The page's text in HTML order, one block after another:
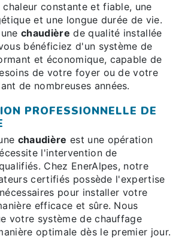
chaleur constante et fiable, une
et une longue durée de vie.
unechaudière de qualité installée
bénéficiez d'un système de
et économique, capable de
de votre foyer ou de votre
de nombreuses années.
PROFESSIONNELLE DE
chaudière est une opération
l'intervention de
Chez EnerAlpes, notre
certifiés possède l'expertise
pour installer votre
efficace et sûre. Nous
votre système de chauffage
optimale dès le premier jour.